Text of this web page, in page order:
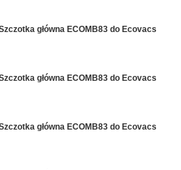
główna ECOMB83 do Ecovacs
główna ECOMB83 do Ecovacs
główna ECOMB83 do Ecovacs